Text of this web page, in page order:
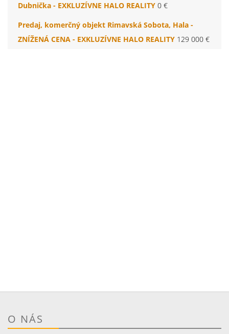
Dubnička - EXKLUZÍVNE HALO REALITY 0 €
Predaj, komerčný objekt Rimavská Sobota, Hala -
ZNÍŽENÁ CENA - EXKLUZÍVNE HALO REALITY 129 000 €
O NÁS